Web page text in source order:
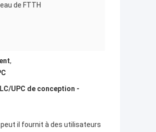
de FTTH
,
UPC de conception -
il fournit à des utilisateurs